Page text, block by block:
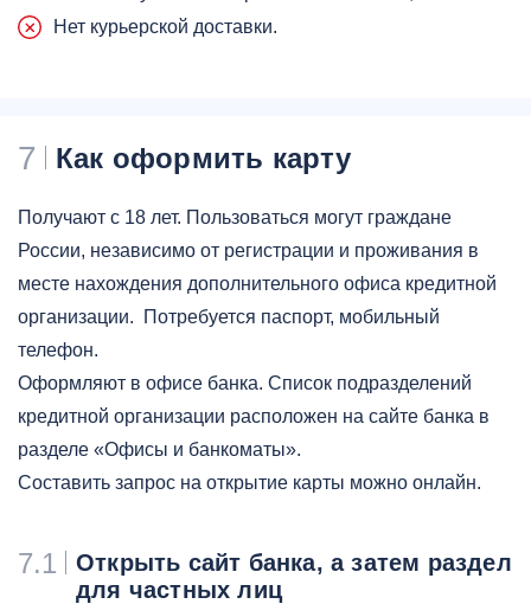
Нет курьерской доставки.
7 Как оформить карту
Получают с 18 лет. Пользоваться могут граждане
России, независимо от регистрации и проживания в
месте нахождения дополнительного офиса кредитной
организации. Потребуется паспорт, мобильный
телефон.
Оформляют в офисе банка. Список подразделений
кредитной организации расположен на сайте банка в
разделе «Офисы и банкоматы».
Составить запрос на открытие карты можно онлайн.
7.1
Открыть сайт банка, а затем раздел
для частных лиц